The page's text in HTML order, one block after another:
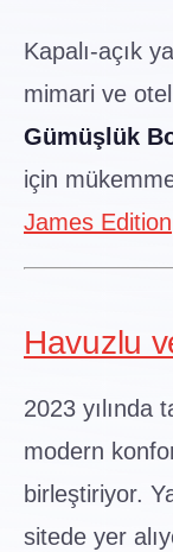
Kapalı-açık
mimari ve
Gümüşlük
için
James Edition
Havuzlu
2023 yılında
modern
birleştiriyor.
sitede yer